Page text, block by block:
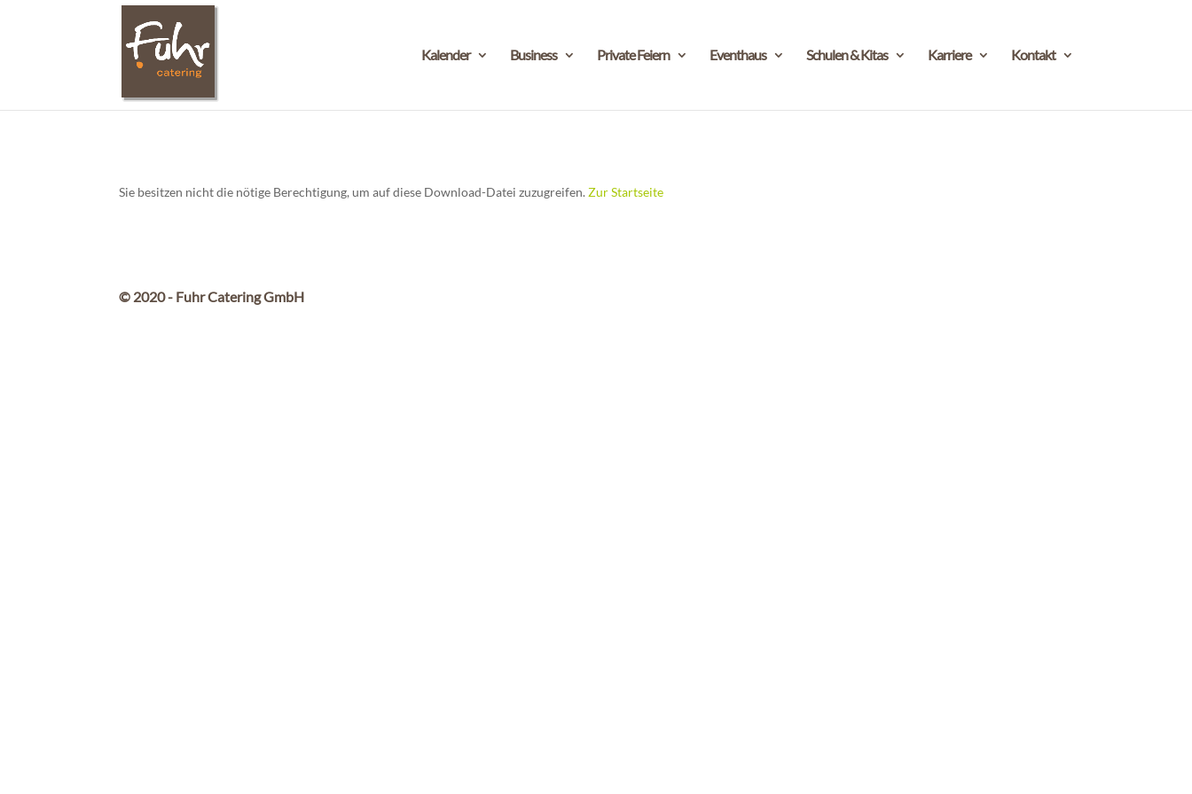
Kalender Business Private Feiern Eventhaus Schulen & Kitas Karriere Kontakt
Sie besitzen nicht die nötige Berechtigung, um auf diese Download-Datei zuzugreifen.Zur Startseite
© 2020 - Fuhr Catering GmbH